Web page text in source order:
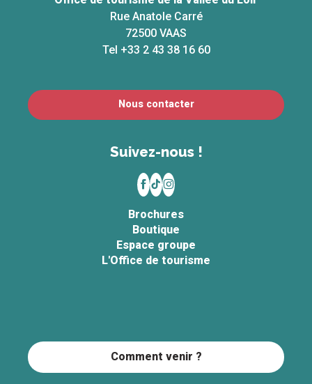
Rue Anatole Carré
72500 VAAS
Tel +33 2 43 38 16 60
Nous contacter
Suivez-nous !
Brochures
Boutique
Espace groupe
L'Office de tourisme
Comment venir ?